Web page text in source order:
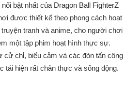
bật nhất của Dragon Ball FighterZ
được thiết kế theo phong cách hoạt
tranh và anime, cho người chơi
một tập phim hoạt hình thực sự.
cử chỉ, biểu cảm và các đòn tấn công
tái hiện rất chân thực và sống động.